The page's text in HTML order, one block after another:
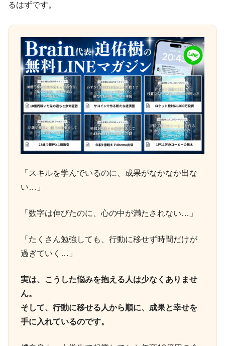
るはずです。
「スキルを学んでいるのに、成果がなかなか出な
い…」
「数字は伸びたのに、心の中が満たされない…」
「たくさん勉強しても、行動に移せず時間だけが
過ぎていく…」
実は、こうした悩みを抱える人は少なくありませ
ん。
そして、行動に移せる人から順に、成果と幸せを
手に入れているのです。